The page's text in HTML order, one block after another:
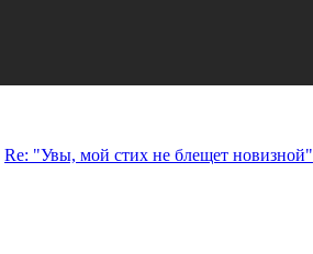
Re: "Увы, мой стих не блещет новизной"